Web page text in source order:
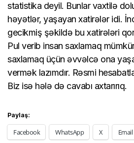
statistika deyil. Bunlar vaxtilə
həyətlər, yaşayan xatirələr idi.
gecikmiş şəkildə bu xatirələri
Pul verib insan saxlamaq
saxlamaq üçün əvvəlcə ona
vermək lazımdır. Rəsmi
Biz isə hələ də cavabı axtarırıq.
Paylaş:
Facebook WhatsApp X Email